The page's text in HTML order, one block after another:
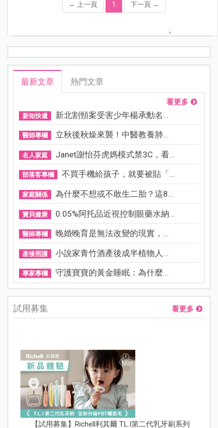
← 上一頁 1 下一頁 →
;
最新文章 熱門文章
看更多
新知快遞 新北割頸案受害少年楊承勳名...
醫師專欄 立秋後秋燥來襲！中醫教養肺...
名人家庭 Janet謝怡芬虎媽模式禁3C，看...
部落客專欄 不買手機給孩子，就要被貼「...
家庭關係 為什麼不想或不敢生二胎？這8...
寶貝健康 0.05%阿托品近視控制眼藥水納...
醫師專欄 晚婚晚育是無法改變的現實，...
產後照護 小說家青竹酒產後成半植物人...
專家專欄 守護寶寶的黃金睡眠：為什麼...
試用募集 看更多
【試用募集】Richell利其爾 T.L.I第二代乳牙刷系列